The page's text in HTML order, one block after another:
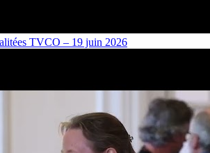
TVCO – 19 juin 2026